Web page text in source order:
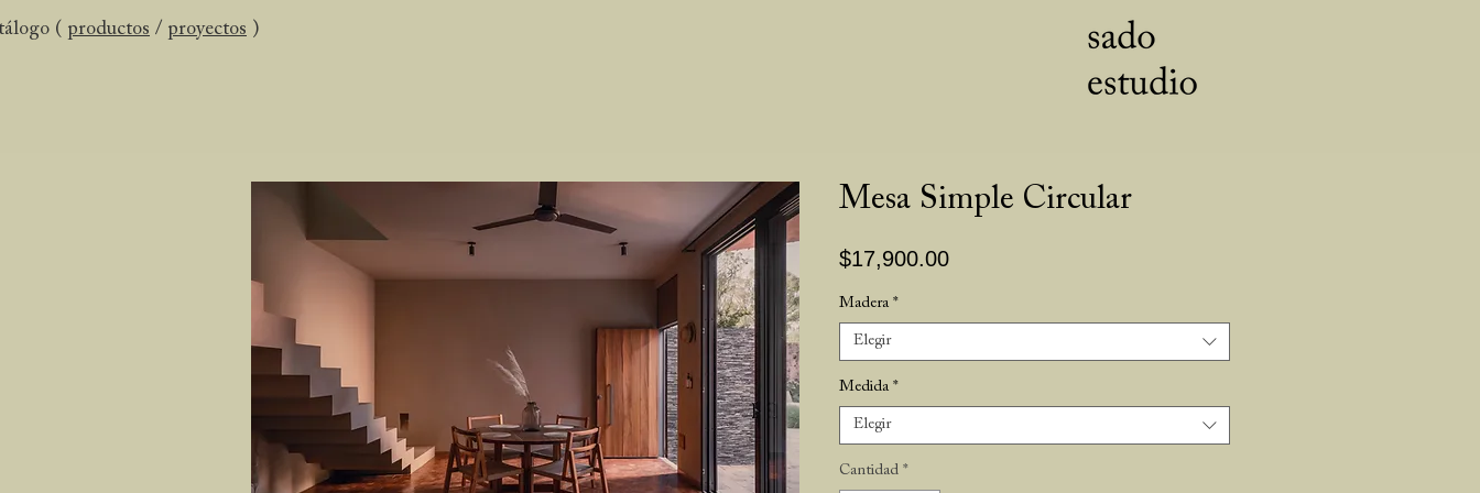
( productos / proyectos )
Mesa Simple Circular
$17,900.00Precio
Madera *
Elegir
Medida *
Elegir
Cantidad *